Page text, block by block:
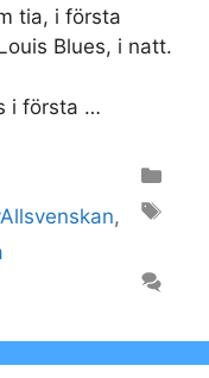
tia, i första
Blues, i natt.
i första …
,